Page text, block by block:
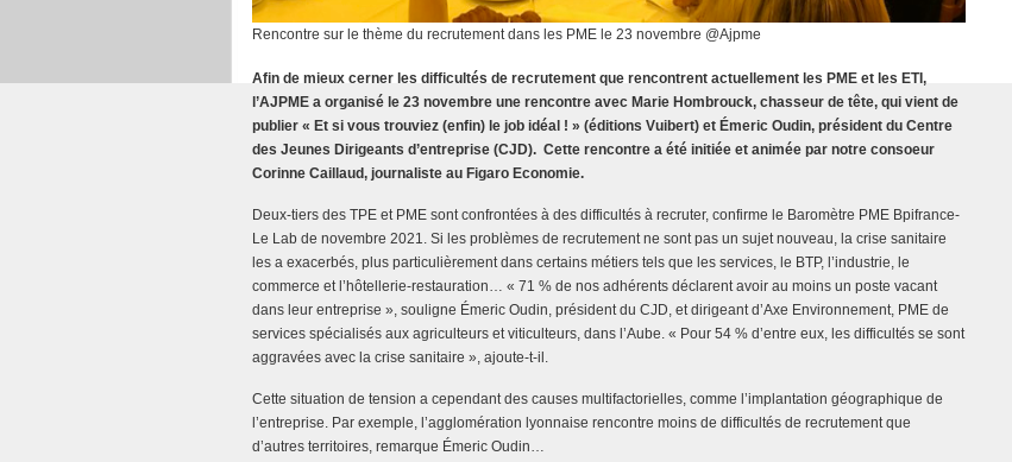
Rencontre sur le thème du recrutement dans les PME le 23 novembre @Ajpme
Afin de mieux cerner les difficultés de recrutement que rencontrent actuellement les PME et les ETI,
l’AJPME a organisé le 23 novembre une rencontre avec Marie Hombrouck, chasseur de tête, qui vient de
publier « Et si vous trouviez (enfin) le job idéal ! » (éditions Vuibert) et Émeric Oudin, président du Centre
des Jeunes Dirigeants d’entreprise (CJD). Cette rencontre a été initiée et animée par notre consoeur
Corinne Caillaud, journaliste au Figaro Economie.
Deux-tiers des TPE et PME sont confrontées à des difficultés à recruter, confirme le Baromètre PME Bpifrance-
Le Lab de novembre 2021. Si les problèmes de recrutement ne sont pas un sujet nouveau, la crise sanitaire
les a exacerbés, plus particulièrement dans certains métiers tels que les services, le BTP, l’industrie, le
commerce et l’hôtellerie-restauration… « 71 % de nos adhérents déclarent avoir au moins un poste vacant
dans leur entreprise », souligne Émeric Oudin, président du CJD, et dirigeant d’Axe Environnement, PME de
services spécialisés aux agriculteurs et viticulteurs, dans l’Aube. « Pour 54 % d’entre eux, les difficultés se sont
aggravées avec la crise sanitaire », ajoute-t-il.
Cette situation de tension a cependant des causes multifactorielles, comme l’implantation géographique de
l’entreprise. Par exemple, l’agglomération lyonnaise rencontre moins de difficultés de recrutement que
d’autres territoires, remarque Émeric Oudin…